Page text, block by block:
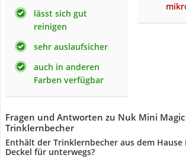
lässt sich gut
reinigen
sehr auslaufsicher
auch in anderen
Farben verfügbar
Fragen und Antworten zu Nuk Mini
Trinklernbecher
Enthält der Trinklernbecher aus dem Hause
Deckel für unterwegs?